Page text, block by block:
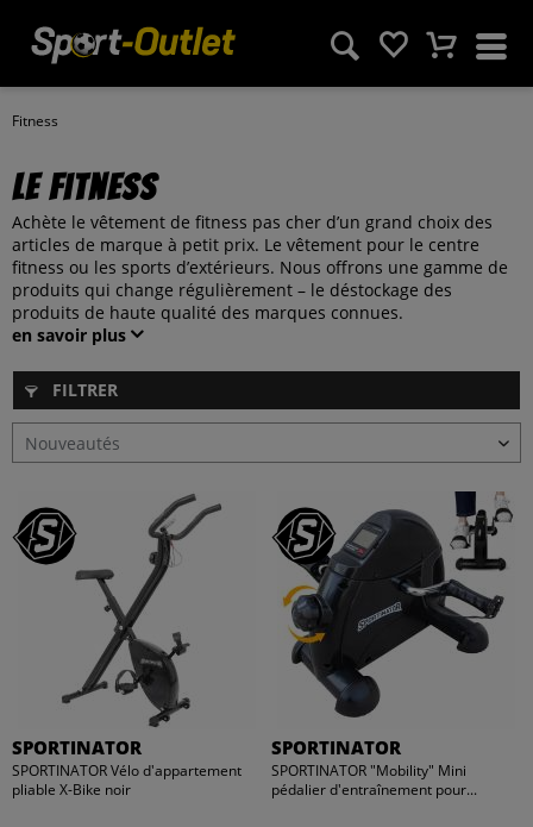
Fitness
Le fitness
Achète le vêtement de fitness pas cher d’un grand choix des
articles de marque à petit prix. Le vêtement pour le centre
fitness ou les sports d’extérieurs. Nous offrons une gamme de
produits qui change régulièrement – le déstockage des
produits de haute qualité des marques connues.
en savoir plus
FILTRER
SPORTINATOR
SPORTINATOR Vélo d'appartement
pliable X-Bike noir
SPORTINATOR
SPORTINATOR "Mobility" Mini
pédalier d'entraînement pour...